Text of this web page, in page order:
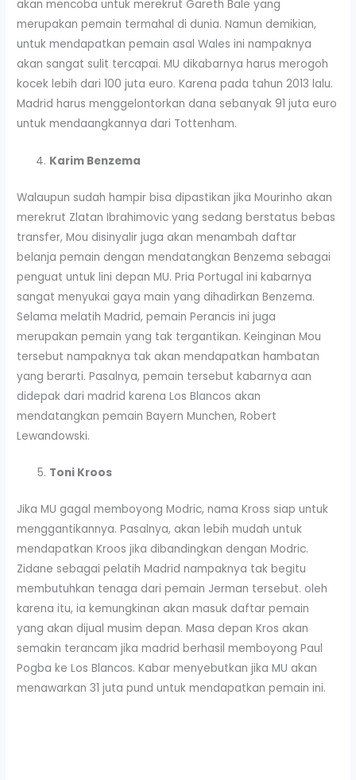
akan mencoba untuk merekrut Gareth Bale yang
merupakan pemain termahal di dunia. Namun demikian,
untuk mendapatkan pemain asal Wales ini nampaknya
akan sangat sulit tercapai. MU dikabarnya harus merogoh
kocek lebih dari 100 juta euro. Karena pada tahun 2013 lalu.
Madrid harus menggelontorkan dana sebanyak 91 juta euro
untuk mendaangkannya dari Tottenham.
Karim Benzema
Walaupun sudah hampir bisa dipastikan jika Mourinho akan
merekrut Zlatan Ibrahimovic yang sedang berstatus bebas
transfer, Mou disinyalir juga akan menambah daftar
belanja pemain dengan mendatangkan Benzema sebagai
penguat untuk lini depan MU. Pria Portugal ini kabarnya
sangat menyukai gaya main yang dihadirkan Benzema.
Selama melatih Madrid, pemain Perancis ini juga
merupakan pemain yang tak tergantikan. Keinginan Mou
tersebut nampaknya tak akan mendapatkan hambatan
yang berarti. Pasalnya, pemain tersebut kabarnya aan
didepak dari madrid karena Los Blancos akan
mendatangkan pemain Bayern Munchen, Robert
Lewandowski.
Toni Kroos
Jika MU gagal memboyong Modric, nama Kross siap untuk
menggantikannya. Pasalnya, akan lebih mudah untuk
mendapatkan Kroos jika dibandingkan dengan Modric.
Zidane sebagai pelatih Madrid nampaknya tak begitu
membutuhkan tenaga dari pemain Jerman tersebut. oleh
karena itu, ia kemungkinan akan masuk daftar pemain
yang akan dijual musim depan. Masa depan Kros akan
semakin terancam jika madrid berhasil memboyong Paul
Pogba ke Los Blancos. Kabar menyebutkan jika MU akan
menawarkan 31 juta pund untuk mendapatkan pemain ini.